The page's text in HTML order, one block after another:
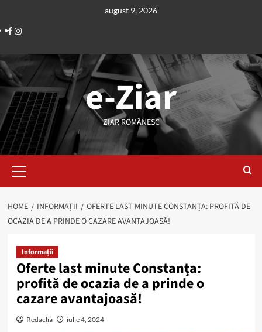
content
august 9, 2026
Facebook
Instagram
e-Ziar
ZIAR ROMÂNESC
Menu
HOME INFORMAȚII
OFERTE LAST MINUTE CONSTANȚA: PROFITĂ DE
OCAZIA DE A PRINDE O CAZARE AVANTAJOASĂ!
Informații
Oferte last minute Constanța:
profită de ocazia de a prinde o
cazare avantajoasă!
Redacția iulie 4, 2024